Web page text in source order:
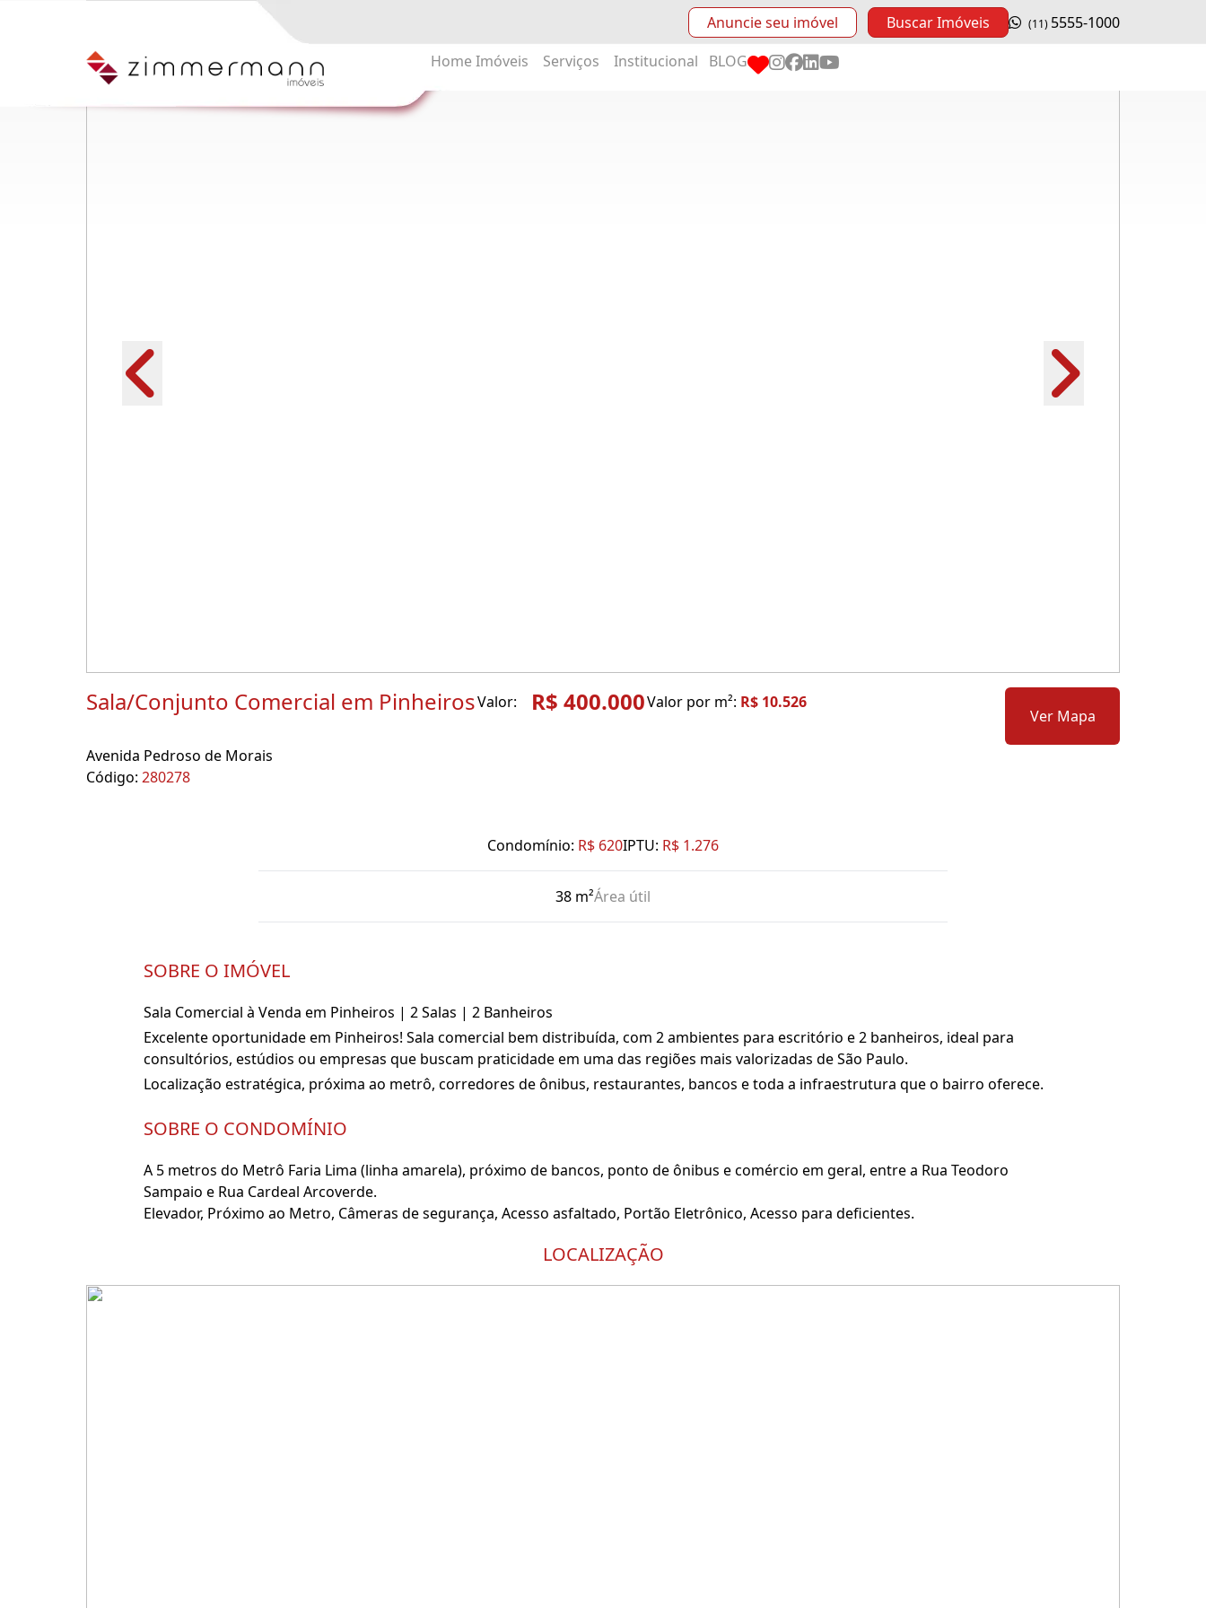
Anuncie seu imóvel Buscar Imóveis (11) 5555-1000
Home Imóveis Serviços Institucional BLOG
Sala/Conjunto Comercial em PinheirosValor: R$ 400.000Valor por m²: R$ 10.526
Avenida Pedroso de Morais
Código: 280278
Ver Mapa
Condomínio: R$ 620IPTU: R$ 1.276
38 m²Área útil
SOBRE O IMÓVEL
Sala Comercial à Venda em Pinheiros | 2 Salas | 2 Banheiros
Excelente oportunidade em Pinheiros! Sala comercial bem distribuída, com 2 ambientes para escritório e 2 banheiros, ideal para
consultórios, estúdios ou empresas que buscam praticidade em uma das regiões mais valorizadas de São Paulo.
Localização estratégica, próxima ao metrô, corredores de ônibus, restaurantes, bancos e toda a infraestrutura que o bairro oferece.
SOBRE O CONDOMÍNIO
A 5 metros do Metrô Faria Lima (linha amarela), próximo de bancos, ponto de ônibus e comércio em geral, entre a Rua Teodoro
Sampaio e Rua Cardeal Arcoverde.
Elevador, Próximo ao Metro, Câmeras de segurança, Acesso asfaltado, Portão Eletrônico, Acesso para deficientes.
LOCALIZAÇÃO